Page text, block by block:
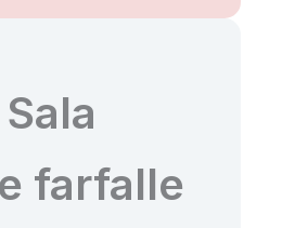
Sala
farfalle